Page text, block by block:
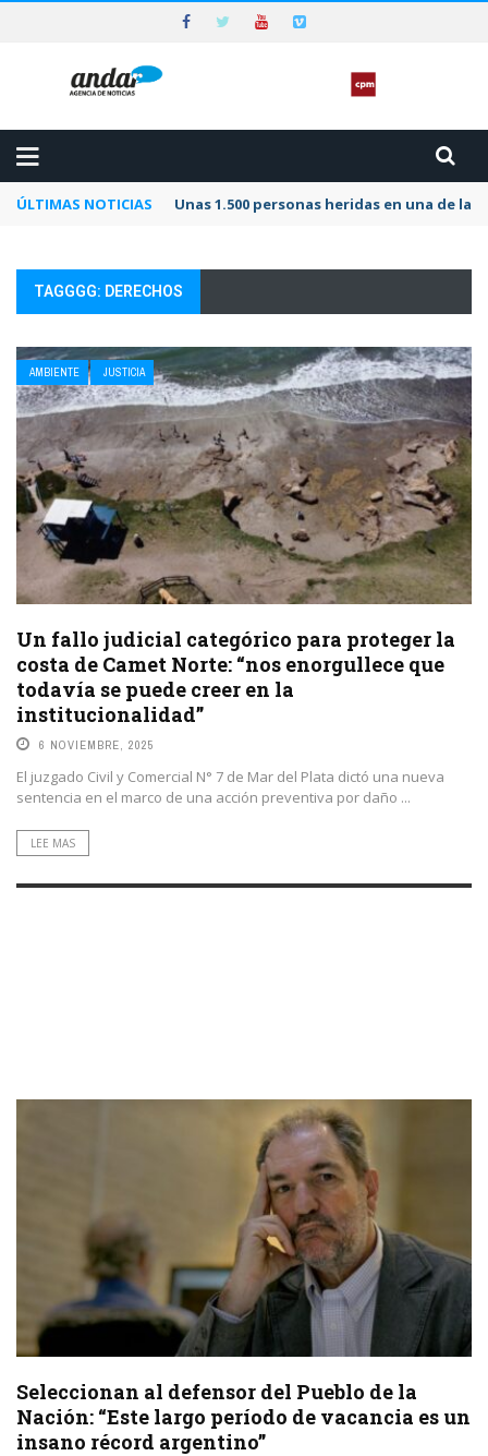
ÚLTIMAS NOTICIAS Unas 1.500 personas heridas en una de
TAGGGG: DERECHOS
AMBIENTE JUSTICIA
Un fallo judicial categórico para proteger la
costa de Camet Norte: “nos enorgullece que
todavía se puede creer en la
institucionalidad”
6 NOVIEMBRE, 2025
El juzgado Civil y Comercial N° 7 de Mar del Plata dictó una nueva
sentencia en el marco de una acción preventiva por daño ...
LEE MAS
Seleccionan al defensor del Pueblo de la
Nación: “Este largo período de vacancia es un
insano récord argentino”